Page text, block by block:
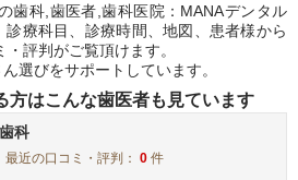
歯科,歯医者,歯科医院：MANAデンタル
療科目、診療時間、地図、患者様から
評判がご覧頂けます。
選びをサポートしています。
はこんな歯医者も見ています
科
最近の口コミ・評判：0 件